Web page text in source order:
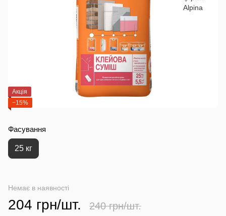
Акція
−15%
Фасування
25 кг
Немає в наявності
204 грн/шт. 240 грн/шт.